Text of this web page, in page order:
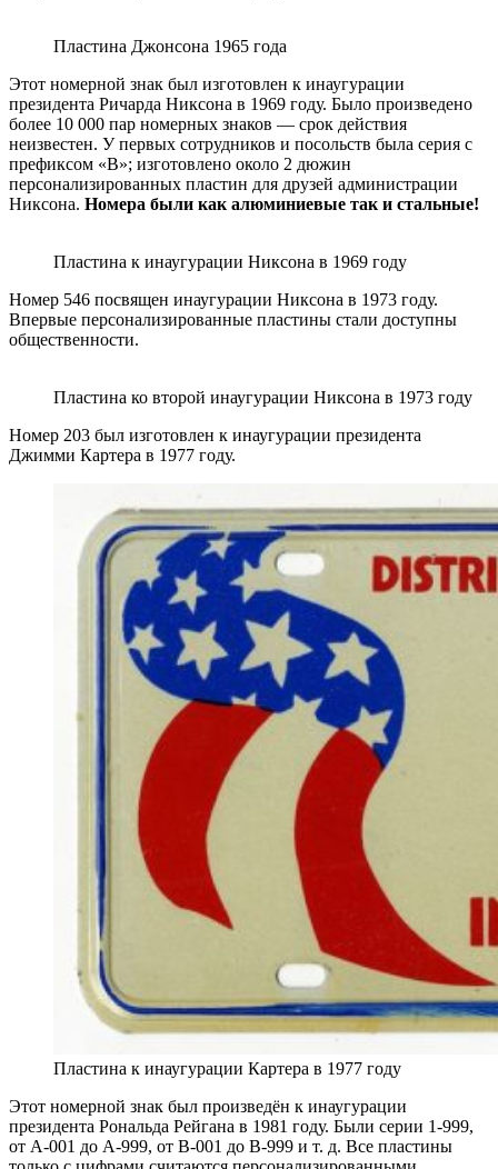
Пластина Джонсона 1965 года
Этот номерной знак был изготовлен к инаугурации
президента Ричарда Никсона в 1969 году. Было произведено
более 10 000 пар номерных знаков — срок действия
неизвестен. У первых сотрудников и посольств была серия с
префиксом «B»; изготовлено около 2 дюжин
персонализированных пластин для друзей администрации
Никсона. Номера были как алюминиевые так и стальные!
Пластина к инаугурации Никсона в 1969 году
Номер 546 посвящен инаугурации Никсона в 1973 году.
Впервые персонализированные пластины стали доступны
общественности.
Пластина ко второй инаугурации Никсона в 1973 году
Номер 203 был изготовлен к инаугурации президента
Джимми Картера в 1977 году.
Пластина к инаугурации Картера в 1977 году
Этот номерной знак был произведён к инаугурации
президента Рональда Рейгана в 1981 году. Были серии 1-999,
от A-001 до A-999, от B-001 до B-999 и т. д. Все пластины